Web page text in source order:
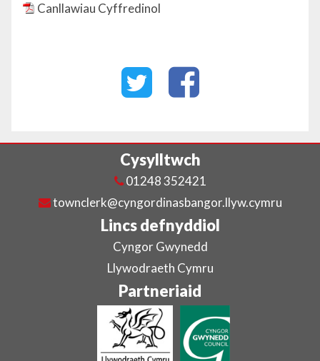
Canllawiau Cyffredinol
Cysylltwch
01248 352421
townclerk@cyngordinasbangor.llyw.cymru
Lincs defnyddiol
Cyngor Gwynedd
Llywodraeth Cymru
Partneriaid